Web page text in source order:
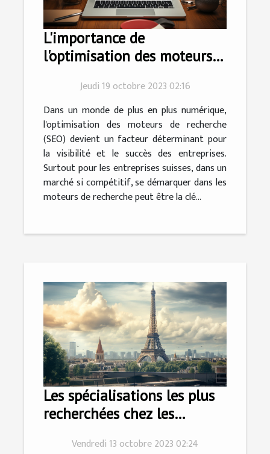
L'importance de
l'optimisation des moteurs
entreprises suisses
Jeudi 19 octobre 2023 02:16
Dans un monde de plus en plus numérique,
l'optimisation des moteurs de recherche
(SEO) devient un facteur déterminant pour
la visibilité et le succès des entreprises.
Surtout pour les entreprises suisses, dans un
marché si compétitif, se démarquer dans les
moteurs de recherche peut être la clé...
Les spécialisations les plus
recherchées chez les
Vendredi 13 octobre 2023 02:24